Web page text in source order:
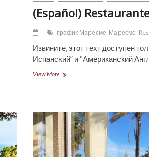
(Español)
график Маресме Маресме
Извините, этот техт доступен
Испанский” и “Американский
View More(Español)